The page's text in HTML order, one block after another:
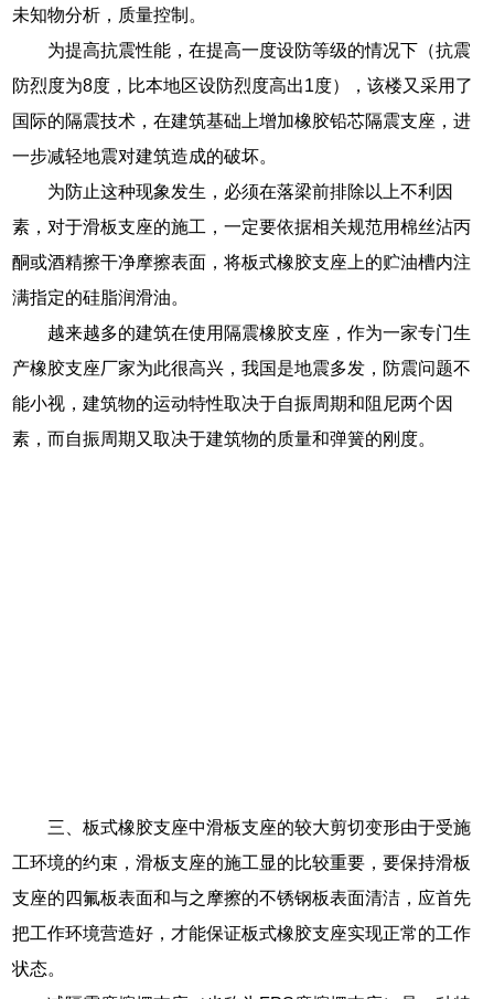
未知物分析，质量控制。
为提高抗震性能，在提高一度设防等级的情况下（抗震
防烈度为8度，比本地区设防烈度高出1度），该楼又采用了
国际的隔震技术，在建筑基础上增加橡胶铅芯隔震支座，进
一步减轻地震对建筑造成的破坏。
为防止这种现象发生，必须在落梁前排除以上不利因
素，对于滑板支座的施工，一定要依据相关规范用棉丝沾丙
酮或酒精擦干净摩擦表面，将板式橡胶支座上的贮油槽内注
满指定的硅脂润滑油。
越来越多的建筑在使用隔震橡胶支座，作为一家专门生
产橡胶支座厂家为此很高兴，我国是地震多发，防震问题不
能小视，建筑物的运动特性取决于自振周期和阻尼两个因
素，而自振周期又取决于建筑物的质量和弹簧的刚度。
三、板式橡胶支座中滑板支座的较大剪切变形由于受施
工环境的约束，滑板支座的施工显的比较重要，要保持滑板
支座的四氟板表面和与之摩擦的不锈钢板表面清洁，应首先
把工作环境营造好，才能保证板式橡胶支座实现正常的工作
状态。